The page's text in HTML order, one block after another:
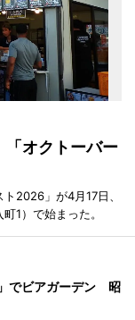
オクトーバー
2026」が4月17日、
1）で始まった。
でビアガーデン 昭